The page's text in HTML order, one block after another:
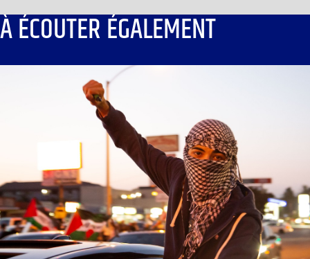
À ÉCOUTER ÉGALEMENT